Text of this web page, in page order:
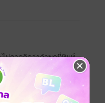
ปคาดคิดว่าคำพูดที่พิมพ์
าสว่างในบาร์วันนั้น จะ
ใจไปแบบไม่ทันคิด กลาย